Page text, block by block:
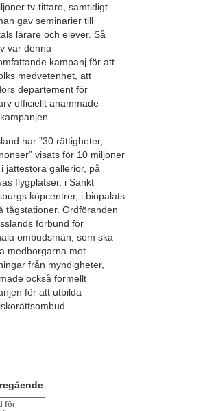
tv-tittare, samtidigt
gav seminarier till
lärare och elever. Så
var denna
kampanj för att
medvetenhet, att
departement för
officiellt anammade
har ”30 rättigheter,
visats för 10 miljoner
jättestora gallerior, på
flygplatser, i Sankt
köpcentrer, i biopalats
tågstationer. Ordföranden
förbund för
ombudsmän, som ska
medborgarna mot
från myndigheter,
också formellt
för att utbilda
för